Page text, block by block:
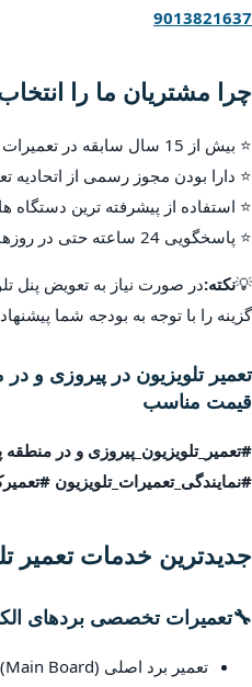
9013821637
چرا مشتریان ما را
⭐ بیش از 15 سال سابقه در تعمیرات تخصصی تلویزیون
⭐ دارا بودن مجوز رسمی از اتحادیه
⭐ استفاده از پیشرفته ترین دستگاه
⭐ پاسخگویی 24 ساعته حتی در روزهای تعطیل
💡نکته:در صورت نیاز به تعویض پنل
گزینه را با توجه به بودجه شما
تعمیر تلویزیون در پیروزی و
قیمت مناسب
#تعمیر_تلویزیون_پیروزی و در منطقه
#نمایندگی_تعمیرات_تلویزیون
جدیدترین خدمات تعمیر
🔧تعمیرات تخصصی بردهای
تعمیر برد اصلی (Main Board)